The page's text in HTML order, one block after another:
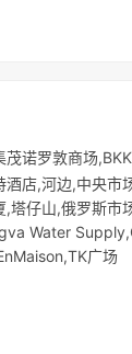
茂诺罗敦商场
酒店,河边,中央
塔仔山,俄罗斯市
Water
广场